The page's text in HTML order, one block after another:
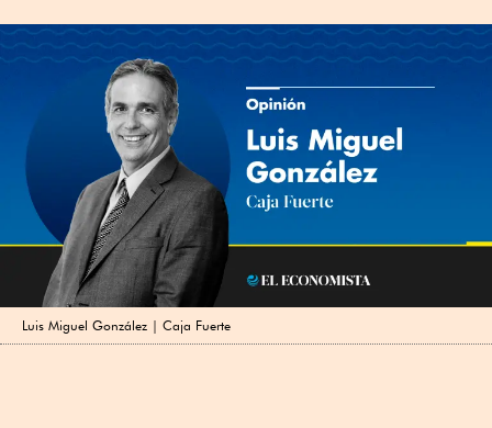
Luis Miguel González | Caja Fuerte